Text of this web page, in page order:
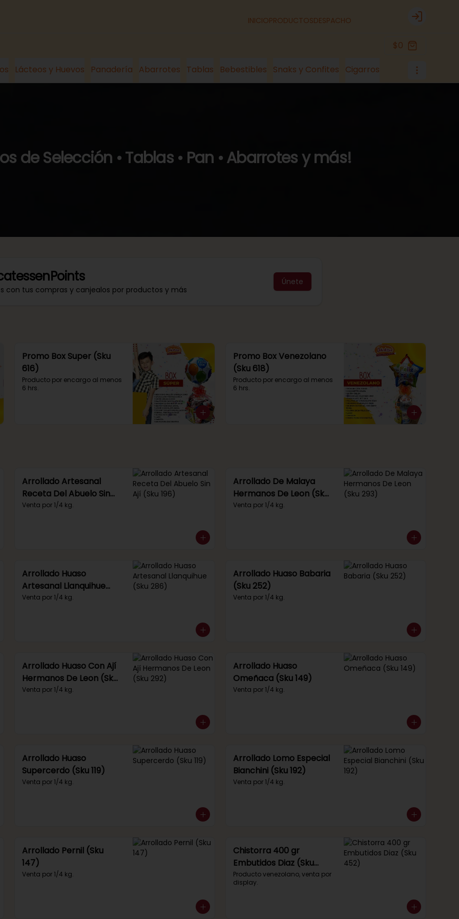
INICIOPRODUCTOSDESPACHO Login
$0
Lácteos y Huevos Panadería Abarrotes Tablas Bebestibles Snaks y Confites Cigarros
de Selección • Tablas • Pan • Abarrotes y más!
con tus compras y canjealos por productos y más
Únete
Promo Box Super (Sku
616)
Producto por encargo al menos
6 hrs.
Promo Box Venezolano
(Sku 618)
Producto por encargo al menos
6 hrs.
Arrollado Artesanal
Receta Del Abuelo Sin
Ají (Sku 196)
Venta por 1/4 kg.
Arrollado De Malaya
Hermanos De Leon (Sku
293)
Venta por 1/4 kg.
Arrollado Huaso
Artesanal Llanquihue
(Sku 286)
Venta por 1/4 kg.
Arrollado Huaso Babaria
(Sku 252)
Venta por 1/4 kg.
Arrollado Huaso Con Ají
Hermanos De Leon (Sku
292)
Venta por 1/4 kg.
Arrollado Huaso
Omeñaca (Sku 149)
Venta por 1/4 kg.
Arrollado Huaso
Supercerdo (Sku 119)
Venta por 1/4 kg.
Arrollado Lomo Especial
Bianchini (Sku 192)
Venta por 1/4 kg.
Arrollado Pernil (Sku
147)
Venta por 1/4 kg.
Chistorra 400 gr
Embutidos Diaz (Sku
452)
Producto venezolano, venta por
display.